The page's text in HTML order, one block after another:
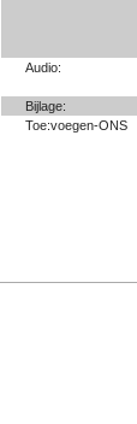
Audio:
Bijlage:
Toe:voegen-ONS